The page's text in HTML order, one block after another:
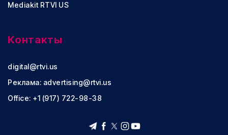
Mediakit RTVI US
Контакты
digital@rtvi.us
Реклама: advertising@rtvi.us
Office: +1 (917) 722-98-38